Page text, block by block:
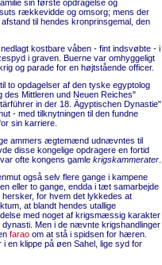
sin første opdragelse og
rækkevidde og omsorg; mens der
til hendes kronprinsgemal, den
kostbare våben - fint indsvøbte - i
i graven. Buerne var omhyggeligt
krig og parade for en højtstående officer.
to opdagelser af den tyske egyptolog
des Mittleren und Neuen Reiches"
in der 18. Ägyptischen Dynastie"
- med tilknytningen til den fundne
sin karriere.
ammers ægtemænd udnævntes til
disse kongelige opdragere en fortid
ofte kongens gamle krigskammerater
også selv flere gange i kampene
eller to gange, endda i tæt samarbejde
hersker, for hvem det lykkedes at
at blandt hendes utallige
med noget af krigsmæssig karakter
Men i de nævnte krigshandlinger
farao om at stå i spidsen for hæren.
en klippe på øen Sahel, lige syd for